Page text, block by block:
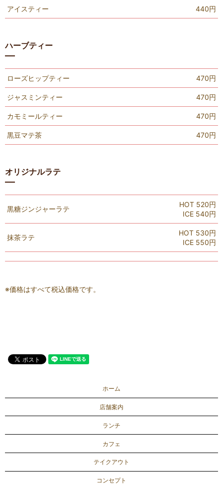
アイスティー 440円
ハーブティー
ローズヒップティー 470円
ジャスミンティー 470円
カモミールティー 470円
黒豆マテ茶 470円
オリジナルラテ
黒糖ジンジャーラテ
HOT 520円
ICE 540円
抹茶ラテ
HOT 530円
ICE 550円
※価格はすべて税込価格です。
ホーム
店舗案内
ランチ
カフェ
テイクアウト
コンセプト